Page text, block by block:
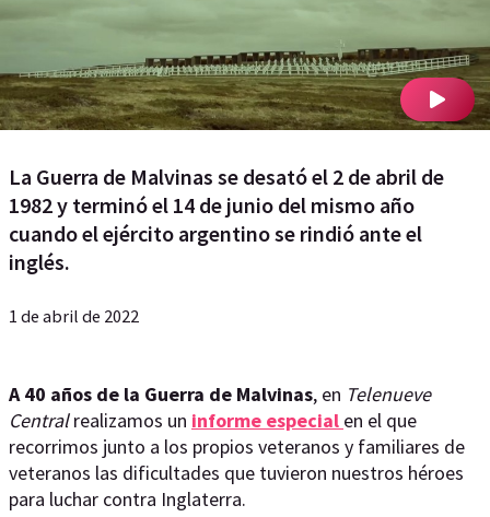
La Guerra de Malvinas se desató el 2 de abril de
1982 y terminó el 14 de junio del mismo año
cuando el ejército argentino se rindió ante el
inglés.
1 de abril de 2022
A 40 años de la Guerra de Malvinas, en Telenueve
Centralrealizamos un informe especial en el que
recorrimos junto a los propios veteranos y familiares de
veteranos las dificultades que tuvieron nuestros héroes
para luchar contra Inglaterra.